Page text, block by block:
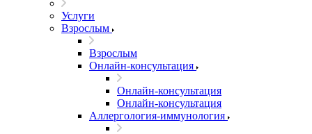
Услуги
Взрослым
Взрослым
Онлайн-консультация
Онлайн-консультация
Онлайн-консультация
Аллергология-иммунология